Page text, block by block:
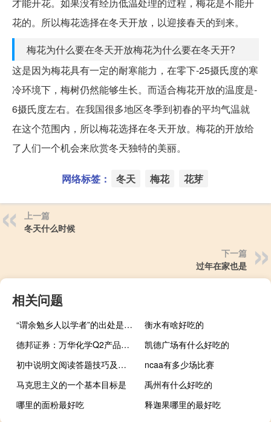
花的。所以梅花选择在冬天开放，以迎接春天的到来。
梅花为什么要在冬天开放梅花为什么要在冬天开?
这是因为梅花具有一定的耐寒能力，在零下-25摄氏度的寒
冷环境下，梅树仍然能够生长。而适合梅花开放的温度是-
6摄氏度左右。在我国很多地区冬季到初春的平均气温就
在这个范围内，所以梅花选择在冬天开放。梅花的开放给
了人们一个机会来欣赏冬天独特的美丽。
网络标签： 冬天 梅花 花芽
上一篇
冬天什么时候
下一篇
过年在家也是
相关问题
“谓余勉乡人以学者”的出处是哪里
衡水有啥好吃的
德邦证券：万华化学Q2产品销量环比增长显著维持“买入”评级
凯德广场有什么好吃的
初中说明文阅读答题技巧及套路（初中说明文阅读答题技巧）
ncaa有多少场比赛
马克思主义的一个基本目标是
禹州有什么好吃的
哪里的面粉最好吃
释迦果哪里的最好吃